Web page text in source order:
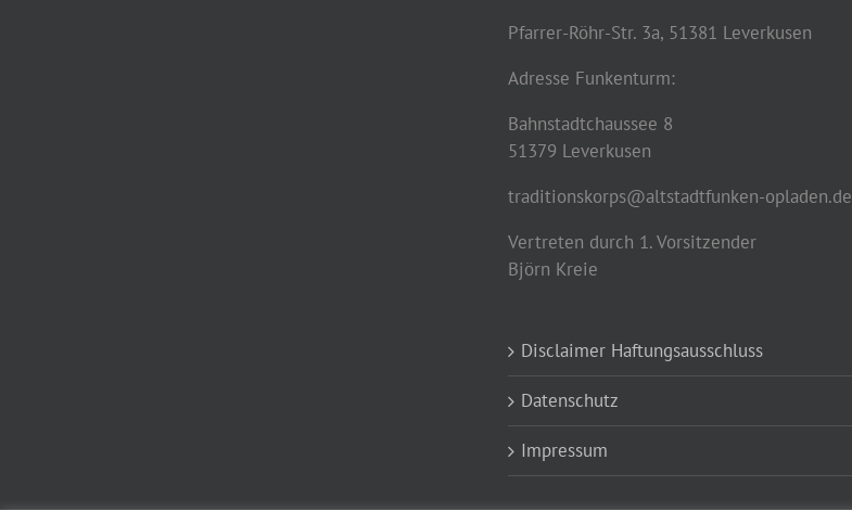
Pfarrer-Röhr-Str. 3a, 51381 Leverkusen
Adresse Funkenturm:
Bahnstadtchaussee 8
51379 Leverkusen
traditionskorps@altstadtfunken-opladen.de
Vertreten durch 1. Vorsitzender
Björn Kreie
Disclaimer Haftungsausschluss
Datenschutz
Impressum